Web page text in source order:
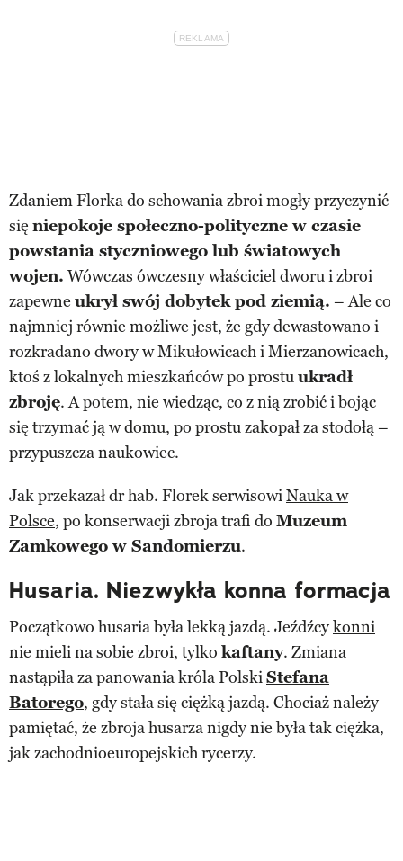
Zdaniem Florka do schowania zbroi mogły przyczynić
się niepokoje społeczno-polityczne w czasie
powstania styczniowego lub światowych
wojen. Wówczas ówczesny właściciel dworu i zbroi
zapewne ukrył swój dobytek pod ziemią. – Ale co
najmniej równie możliwe jest, że gdy dewastowano i
rozkradano dwory w Mikułowicach i Mierzanowicach,
ktoś z lokalnych mieszkańców po prostuukradł
zbroję. A potem, nie wiedząc, co z nią zrobić i bojąc
się trzymać ją w domu, po prostu zakopał za stodołą –
przypuszcza naukowiec.
Jak przekazał dr hab. Florek serwisowiNauka w
Polsce, po konserwacji zbroja trafi do Muzeum
Zamkowego w Sandomierzu.
Husaria. Niezwykła konna formacja
Początkowo husaria była lekką jazdą. Jeźdźcykonni
nie mieli na sobie zbroi, tylko kaftany. Zmiana
nastąpiła za panowania króla PolskiStefana
Batorego, gdy stała się ciężką jazdą. Chociaż należy
pamiętać, że zbroja husarza nigdy nie była tak ciężka,
jak zachodnioeuropejskich rycerzy.